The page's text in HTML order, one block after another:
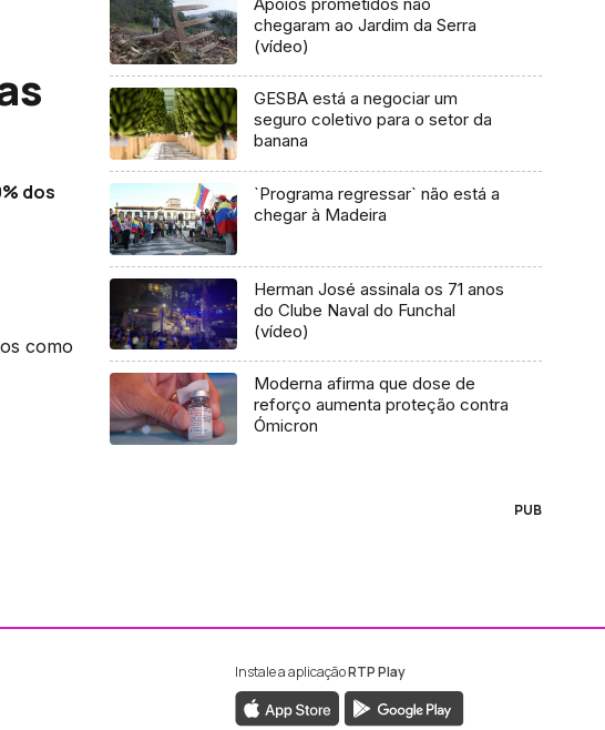
dos
como
chegaram ao Jardim da Serra
(vídeo)
GESBA está a negociar um
seguro coletivo para o setor da
banana
`Programa regressar` não está a
chegar à Madeira
Herman José assinala os 71 anos
do Clube Naval do Funchal
(vídeo)
Moderna afirma que dose de
reforço aumenta proteção contra
Ómicron
PUB
ao Facebook da RTP Madeira
ao Instagram da RTP Madeira
Instale a aplicaçãoRTP Play